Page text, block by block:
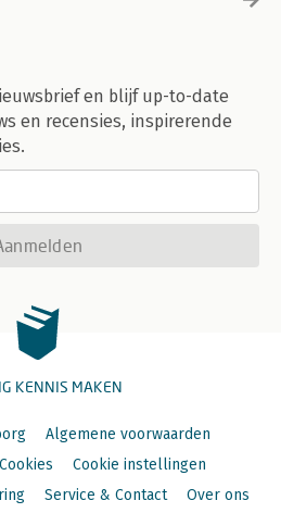
en blijf up-to-date
en recensies, inspirerende
KENNIS MAKEN
Algemene voorwaarden
Cookies
Cookie instellingen
Service & Contact Over ons